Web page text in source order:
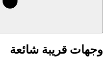
وجهات قريبة شائعة